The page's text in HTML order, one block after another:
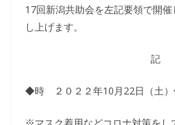
17回新潟共助会を左記要領で開
し上げます。
記
◆時 ２０２２年10月22日（土）